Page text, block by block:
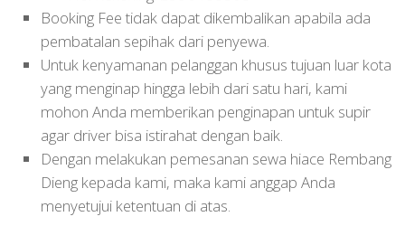
Booking Fee tidak dapat dikembalikan apabila ada
pembatalan sepihak dari penyewa.
Untuk kenyamanan pelanggan khusus tujuan luar kota
yang menginap hingga lebih dari satu hari, kami
mohon Anda memberikan penginapan untuk supir
agar driver bisa istirahat dengan baik.
Dengan melakukan pemesanan sewa hiace Rembang
Dieng kepada kami, maka kami anggap Anda
menyetujui ketentuan di atas.